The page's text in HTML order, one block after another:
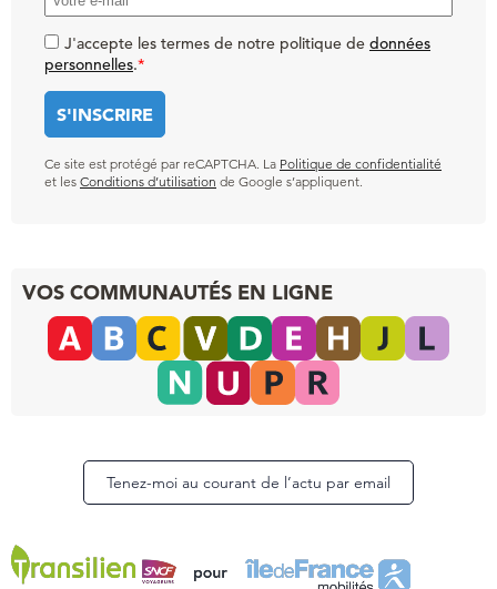
J'accepte les termes de notre politique de données
personnelles.*
Ce site est protégé par reCAPTCHA. La Politique de confidentialité
et les Conditions d’utilisation de Google s’appliquent.
VOS COMMUNAUTÉS EN LIGNE
Tenez-moi au courant de l’actu par email